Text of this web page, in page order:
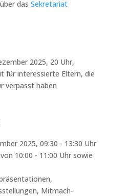
das Sekretariat
2025, 20 Uhr,
für interessierte Eltern, die
verpasst haben
2025, 09:30 - 13:30 Uhr
10:00 - 11:00 Uhr sowie
Mitmach-